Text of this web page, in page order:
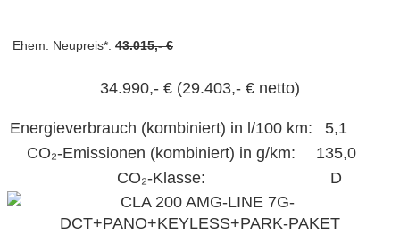
Ehem. Neupreis*: 43.015,- €
34.990,- € (29.403,- € netto)
Energieverbrauch (kombiniert) in l/100 km:
5,1
CO₂-Emissionen (kombiniert) in g/km:
135,0
CO₂-Klasse:
D